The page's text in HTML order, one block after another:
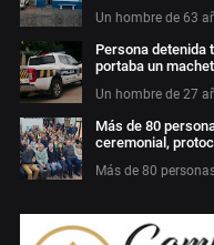
Un hombre de 63
Persona detenida
portaba un
Un hombre de 27
Más de 80
ceremonial,
Más de 80